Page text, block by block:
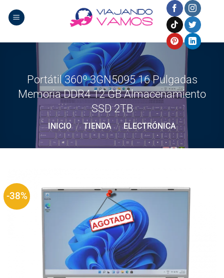
Portátil 360º 3GN5095 16 Pulgadas
Memoria DDR4 12 GB Almacenamiento
SSD 2TB
INICIO / TIENDA / ELECTRÓNICA
-38%